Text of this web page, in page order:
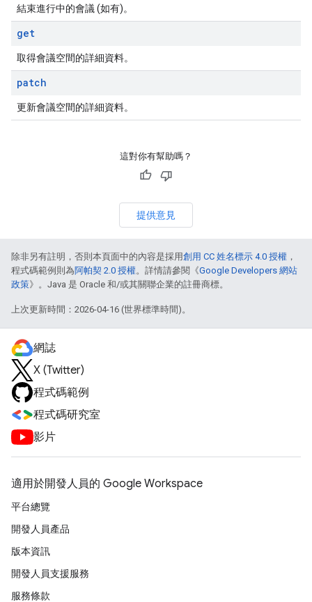
結束進行中的會議 (如有)。
get
取得會議空間的詳細資料。
patch
更新會議空間的詳細資料。
這對你有幫助嗎？
提供意見
除非另有註明，否則本頁面中的內容是採用創用 CC 姓名標示 4.0 授權 ，
程式碼範例則為阿帕契 2.0 授權。詳情請參閱《Google Developers 網站
政策》。Java 是 Oracle 和/或其關聯企業的註冊商標。
上次更新時間：2026-04-16 (世界標準時間)。
網誌
X (Twitter)
程式碼範例
程式碼研究室
影片
適用於開發人員的 Google Workspace
平台總覽
開發人員產品
版本資訊
開發人員支援服務
服務條款